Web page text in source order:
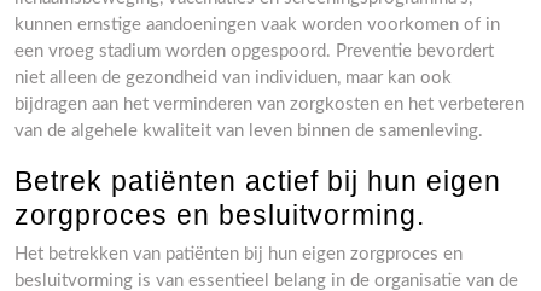
kunnen ernstige aandoeningen vaak worden voorkomen of in
een vroeg stadium worden opgespoord. Preventie bevordert
niet alleen de gezondheid van individuen, maar kan ook
bijdragen aan het verminderen van zorgkosten en het verbeteren
van de algehele kwaliteit van leven binnen de samenleving.
Betrek patiënten actief bij hun eigen
zorgproces en besluitvorming.
Het betrekken van patiënten bij hun eigen zorgproces en
besluitvorming is van essentieel belang in de organisatie van de